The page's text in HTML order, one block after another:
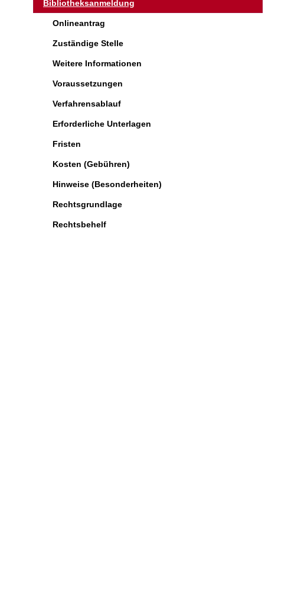
Bibliotheksanmeldung
Onlineantrag
Zuständige Stelle
Weitere Informationen
Voraussetzungen
Verfahrensablauf
Erforderliche Unterlagen
Fristen
Kosten (Gebühren)
Hinweise (Besonderheiten)
Rechtsgrundlage
Rechtsbehelf